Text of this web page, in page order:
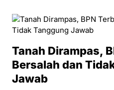
Tanah Dirampas,
Bersalah dan
Jawab